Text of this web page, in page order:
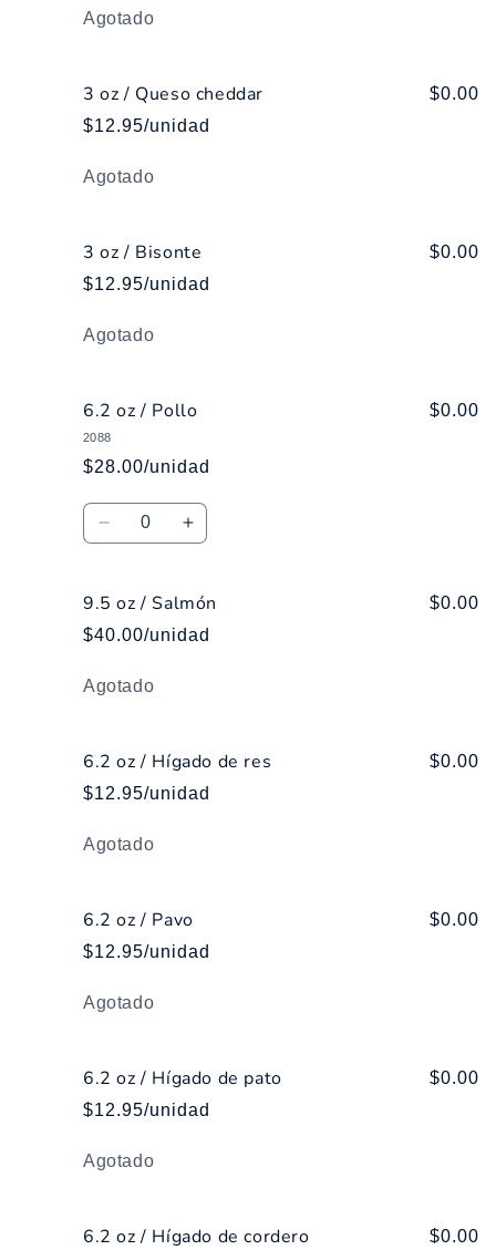
Cantidad
Agotado
3 oz / Queso cheddar
$12.95/unidad
$0.00
Cantidad
Agotado
3 oz / Bisonte
$12.95/unidad
$0.00
Cantidad
Agotado
6.2 oz / Pollo
2088
$28.00/unidad
$0.00
Cantidad
Reducir
6.2
oz
Aumentar
6.2
oz
/
9.5 oz / Salmón
$40.00/unidad
$0.00
Cantidad
Agotado
6.2 oz / Hígado de res
$12.95/unidad
$0.00
Cantidad
Agotado
6.2 oz / Pavo
$12.95/unidad
$0.00
Cantidad
Agotado
6.2 oz / Hígado de pato
$12.95/unidad
$0.00
Cantidad
Agotado
6.2 oz / Hígado de cordero $0.00